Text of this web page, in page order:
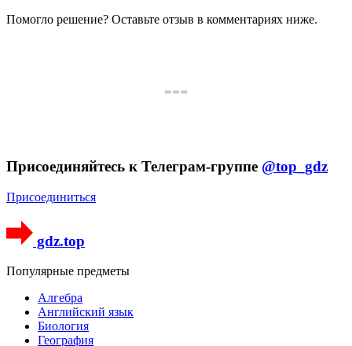
Помогло решение? Оставьте отзыв в комментариях ниже.
Присоединяйтесь к Телеграм-группе @top_gdz
Присоединиться
gdz.top
Популярные предметы
Алгебра
Английский язык
Биология
География